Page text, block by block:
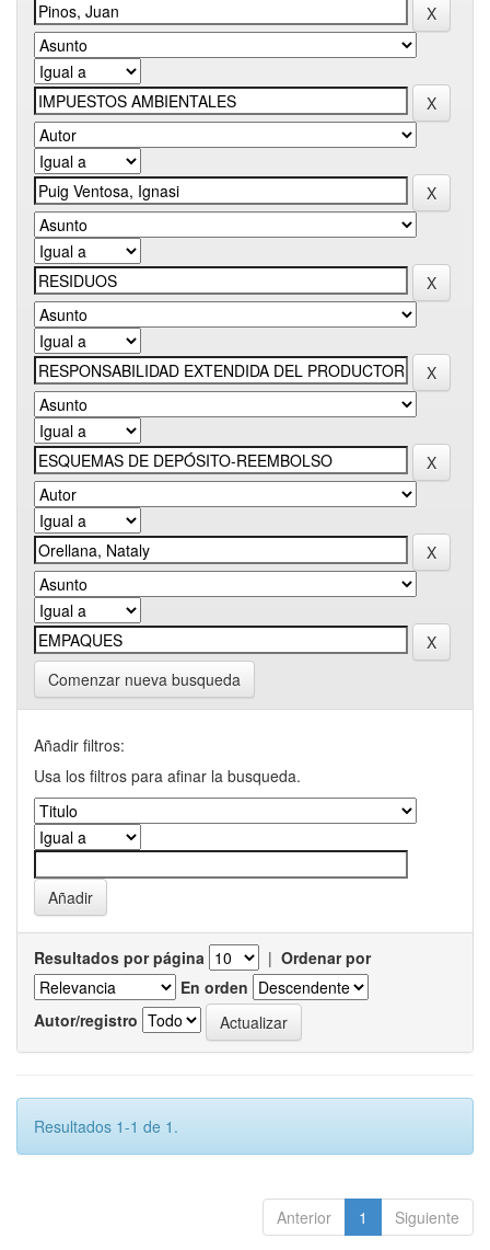
Comenzar nueva busqueda
Añadir filtros:
Usa los filtros para afinar la busqueda.
Resultados por página | Ordenar por
En orden
Autor/registro
Resultados 1-1 de 1.
Anterior 1 Siguiente